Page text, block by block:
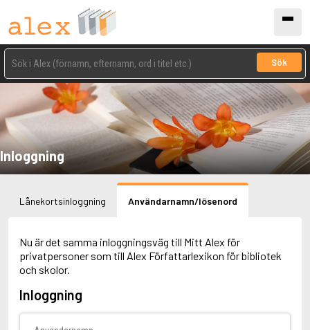
Sök
Inloggning
Lånekortsinloggning Användarnamn/lösenord
Nu är det samma inloggningsväg till Mitt Alex för
privatpersoner som till Alex Författarlexikon för bibliotek
och skolor.
Inloggning